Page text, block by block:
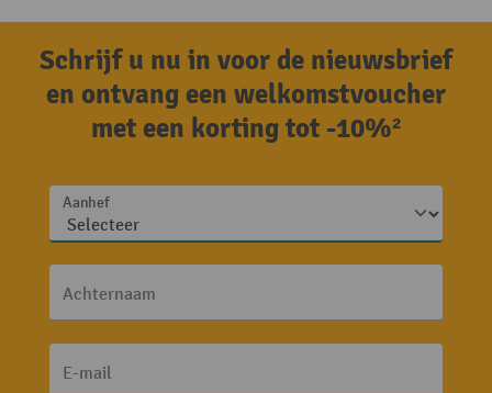
Schrijf u nu in voor de nieuwsbrief
en ontvang een welkomstvoucher
met een korting tot -10%²
Aanhef
Achternaam
E-mail